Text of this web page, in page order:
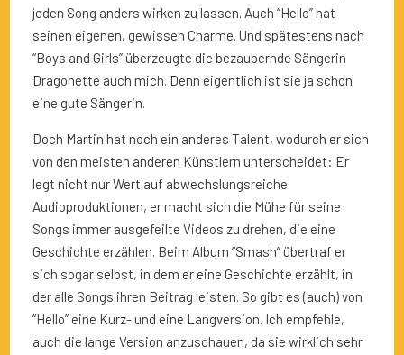
jeden Song anders wirken zu lassen. Auch “Hello” hat
seinen eigenen, gewissen Charme. Und spätestens nach
“Boys and Girls” überzeugte die bezaubernde Sängerin
Dragonette auch mich. Denn eigentlich ist sie ja schon
eine gute Sängerin.
Doch Martin hat noch ein anderes Talent, wodurch er sich
von den meisten anderen Künstlern unterscheidet: Er
legt nicht nur Wert auf abwechslungsreiche
Audioproduktionen, er macht sich die Mühe für seine
Songs immer ausgefeilte Videos zu drehen, die eine
Geschichte erzählen. Beim Album “Smash” übertraf er
sich sogar selbst, in dem er eine Geschichte erzählt, in
der alle Songs ihren Beitrag leisten. So gibt es (auch) von
“Hello” eine Kurz- und eine Langversion. Ich empfehle,
auch die lange Version anzuschauen, da sie wirklich sehr